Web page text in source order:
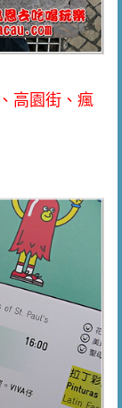
高園街、瘋